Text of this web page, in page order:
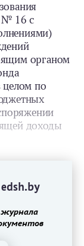
№ 16 с
органом
целом по
доходы